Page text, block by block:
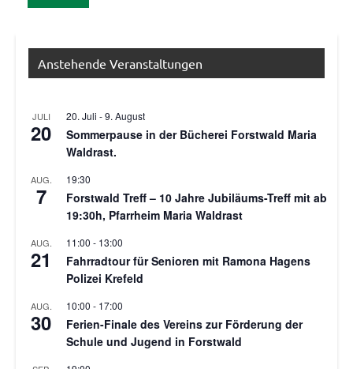
Telefon
Anstehende Veranstaltungen
JULI
20
20. Juli -9. August
Sommerpause in der Bücherei Forstwald Maria
Waldrast.
AUG.
7
19:30
Forstwald Treff – 10 Jahre Jubiläums-Treff mit ab
19:30h, Pfarrheim Maria Waldrast
AUG.
21
11:00 - 13:00
Fahrradtour für Senioren mit Ramona Hagens
Polizei Krefeld
AUG.
30
10:00 - 17:00
Ferien-Finale des Vereins zur Förderung der
Schule und Jugend in Forstwald